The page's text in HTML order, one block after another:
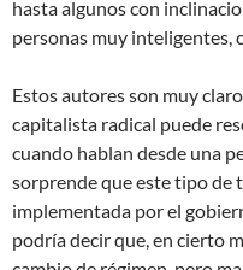
hasta algunos con
personas muy inteligentes,
Estos autores son muy
capitalista radical puede
cuando hablan desde una
sorprende que este tipo de
implementada por el
podría decir que, en cierto